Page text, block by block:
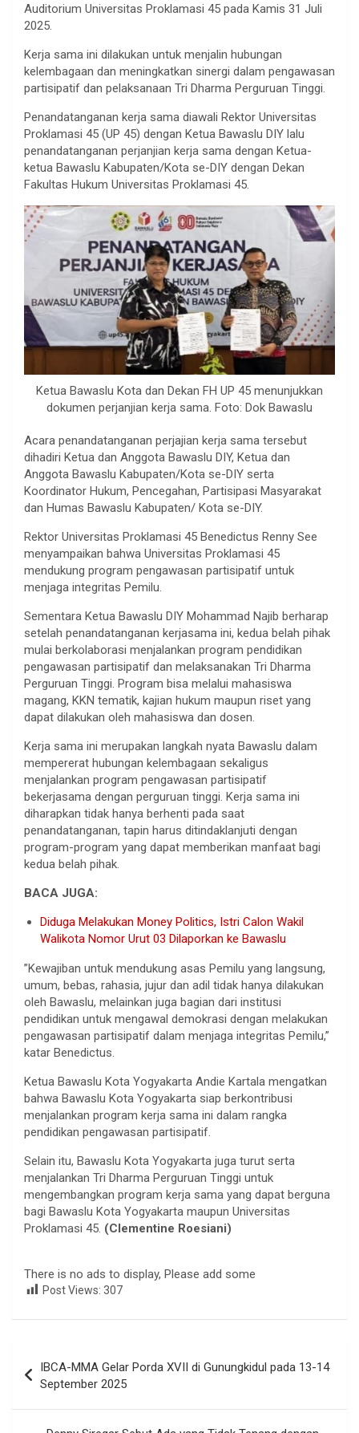
Auditorium Universitas Proklamasi 45 pada Kamis 31 Juli
2025.
Kerja sama ini dilakukan untuk menjalin hubungan
kelembagaan dan meningkatkan sinergi dalam pengawasan
partisipatif dan pelaksanaan Tri Dharma Perguruan Tinggi.
Penandatanganan kerja sama diawali Rektor Universitas
Proklamasi 45 (UP 45) dengan Ketua Bawaslu DIY lalu
penandatanganan perjanjian kerja sama dengan Ketua-
ketua Bawaslu Kabupaten/Kota se-DIY dengan Dekan
Fakultas Hukum Universitas Proklamasi 45.
Ketua Bawaslu Kota dan Dekan FH UP 45 menunjukkan
dokumen perjanjian kerja sama. Foto: Dok Bawaslu
Acara penandatanganan perjajian kerja sama tersebut
dihadiri Ketua dan Anggota Bawaslu DIY, Ketua dan
Anggota Bawaslu Kabupaten/Kota se-DIY serta
Koordinator Hukum, Pencegahan, Partisipasi Masyarakat
dan Humas Bawaslu Kabupaten/ Kota se-DIY.
Rektor Universitas Proklamasi 45 Benedictus Renny See
menyampaikan bahwa Universitas Proklamasi 45
mendukung program pengawasan partisipatif untuk
menjaga integritas Pemilu.
Sementara Ketua Bawaslu DIY Mohammad Najib berharap
setelah penandatanganan kerjasama ini, kedua belah pihak
mulai berkolaborasi menjalankan program pendidikan
pengawasan partisipatif dan melaksanakan Tri Dharma
Perguruan Tinggi. Program bisa melalui mahasiswa
magang, KKN tematik, kajian hukum maupun riset yang
dapat dilakukan oleh mahasiswa dan dosen.
Kerja sama ini merupakan langkah nyata Bawaslu dalam
mempererat hubungan kelembagaan sekaligus
menjalankan program pengawasan partisipatif
bekerjasama dengan perguruan tinggi. Kerja sama ini
diharapkan tidak hanya berhenti pada saat
penandatanganan, tapin harus ditindaklanjuti dengan
program-program yang dapat memberikan manfaat bagi
kedua belah pihak.
BACA JUGA:
Diduga Melakukan Money Politics, Istri Calon Wakil
Walikota Nomor Urut 03 Dilaporkan ke Bawaslu
”Kewajiban untuk mendukung asas Pemilu yang langsung,
umum, bebas, rahasia, jujur dan adil tidak hanya dilakukan
oleh Bawaslu, melainkan juga bagian dari institusi
pendidikan untuk mengawal demokrasi dengan melakukan
pengawasan partisipatif dalam menjaga integritas Pemilu,”
katar Benedictus.
Ketua Bawaslu Kota Yogyakarta Andie Kartala mengatkan
bahwa Bawaslu Kota Yogyakarta siap berkontribusi
menjalankan program kerja sama ini dalam rangka
pendidikan pengawasan partisipatif.
Selain itu, Bawaslu Kota Yogyakarta juga turut serta
menjalankan Tri Dharma Perguruan Tinggi untuk
mengembangkan program kerja sama yang dapat berguna
bagi Bawaslu Kota Yogyakarta maupun Universitas
Proklamasi 45. (Clementine Roesiani)
There is no ads to display, Please add some
Post Views: 307
pos
IBCA-MMA Gelar Porda XVII di Gunungkidul pada 13-14
September 2025